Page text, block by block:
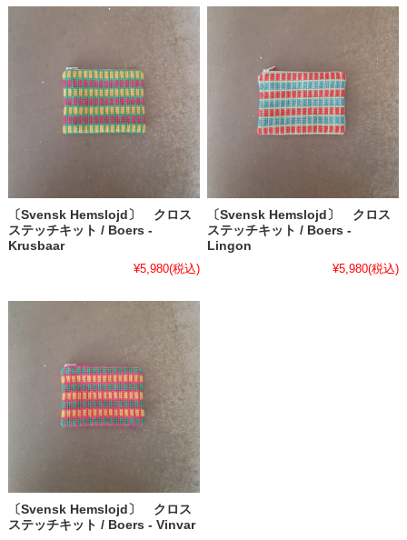
〔Svensk Hemslojd〕 クロス
ステッチキット / Boers -
Krusbaar
¥5,980(税込)
〔Svensk Hemslojd〕 クロス
ステッチキット / Boers -
Lingon
¥5,980(税込)
〔Svensk Hemslojd〕 クロス
ステッチキット / Boers - Vinvar